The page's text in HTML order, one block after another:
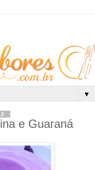
▼
e Guaraná